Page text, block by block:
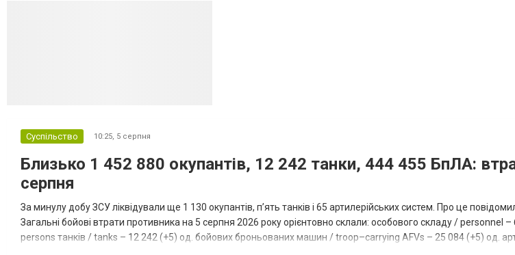
Суспільство 10:25, 5 серпня
Близько 1 452 880 окупантів, 12 242 танки, 444 455 БпЛА:
серпня
За минулу добу ЗСУ ліквідували ще 1 130 окупантів, пʼять танків і 65 артилерійських систем. Про це
Загальні бойові втрати противника на 5 серпня 2026 року орієнтовно склали: особового складу / personnel
persons танків / tanks – 12 242 (+5) од. бойових броньованих машин / troop–carrying AFVs – 25 084 (+5) од.